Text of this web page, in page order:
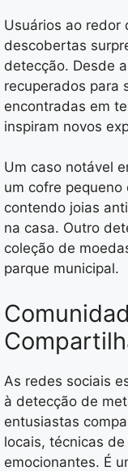
Usuários ao
descobertas
detecção. Desde
recuperados para
encontradas em
inspiram novos
Um caso notável
um cofre
contendo joias
na casa. Outro
coleção de
parque municipal.
As redes sociais
à detecção de
entusiastas
locais, técnicas
emocionantes. É